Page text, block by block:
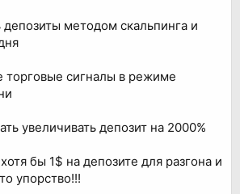
депозиты методом скальпинга и
торговые сигналы в режиме
увеличивать депозит на 2000%
бы 1$ на депозите для разгона и
упорство!!!